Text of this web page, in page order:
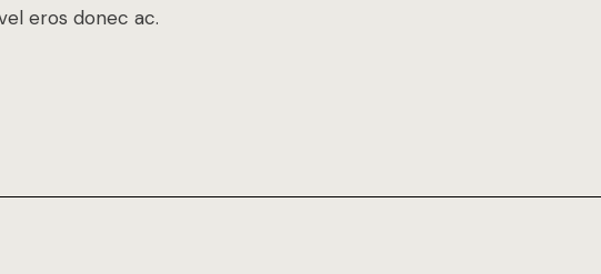
eros donec ac.